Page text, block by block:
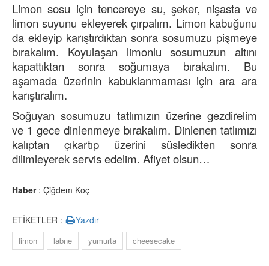
Limon sosu için tencereye su, şeker, nişasta ve
limon suyunu ekleyerek çırpalım. Limon kabuğunu
da ekleyip karıştırdıktan sonra sosumuzu pişmeye
bırakalım. Koyulaşan limonlu sosumuzun altını
kapattıktan sonra soğumaya bırakalım. Bu
aşamada üzerinin kabuklanmaması için ara ara
karıştıralım.
Soğuyan sosumuzu tatlımızın üzerine gezdirelim
ve 1 gece dinlenmeye bırakalım. Dinlenen tatlımızı
kalıptan çıkartıp üzerini süsledikten sonra
dilimleyerek servis edelim. Afiyet olsun…
Haber: Çiğdem Koç
ETİKETLER : Yazdır
limon labne yumurta cheesecake